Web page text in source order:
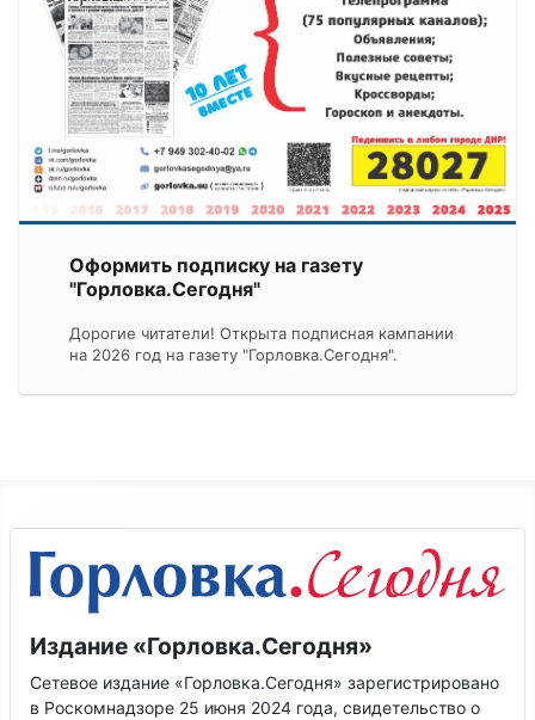
Оформить подписку на газету
"Горловка.Сегодня"
Дорогие читатели! Открыта подписная кампании
на 2026 год на газету "Горловка.Сегодня".
Издание «Горловка.Сегодня»
Сетевое издание «Горловка.Сегодня» зарегистрировано
в Роскомнадзоре 25 июня 2024 года, свидетельство о